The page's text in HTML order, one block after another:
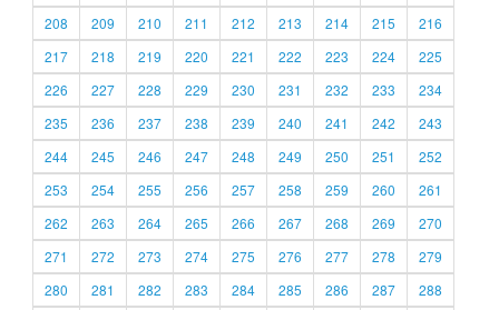
208
209 210 211 212 213 214 215
216
217
218 219 220 221 222 223 224
225
226
227 228 229 230 231 232 233
234
235
236 237 238 239 240 241 242
243
244
245 246 247 248 249 250 251
252
253
254 255 256 257 258 259 260
261
262
263 264 265 266 267 268 269
270
271
272 273 274 275 276 277 278
279
280
281 282 283 284 285 286 287
288